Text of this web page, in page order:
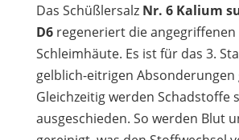
Das Schüßlersalz Nr. 6 Kalium
D6regeneriert die angegriffenen
Schleimhäute. Es ist für das 3.
gelblich-eitrigen Absonderungen
Gleichzeitig werden Schadstoffe
ausgeschieden. So werden Blut